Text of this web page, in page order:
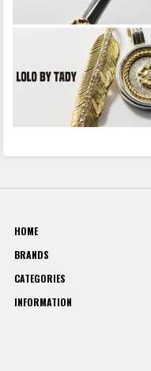
HOME
BRANDS
CATEGORIES
INFORMATION